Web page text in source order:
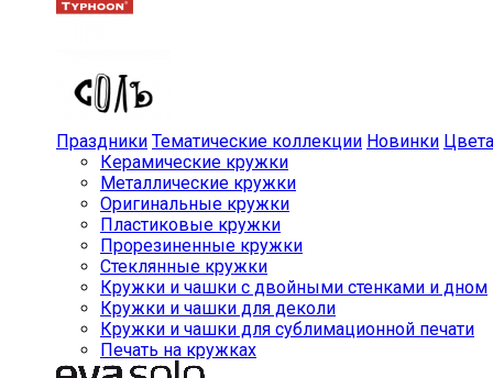
Праздники Тематические коллекции Новинки Цвета
Керамические кружки
Металлические кружки
Оригинальные кружки
Пластиковые кружки
Прорезиненные кружки
Стеклянные кружки
Кружки и чашки с двойными стенками и дном
Кружки и чашки для деколи
Кружки и чашки для сублимационной печати
Печать на кружках